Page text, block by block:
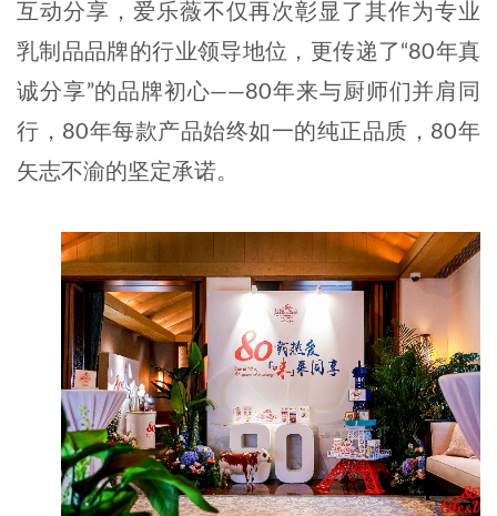
互动分享，爱乐薇不仅再次彰显了其作为专业
乳制品品牌的行业领导地位，更传递了“80年真
诚分享”的品牌初心——80年来与厨师们并肩同
行，80年每款产品始终如一的纯正品质，80年
矢志不渝的坚定承诺。